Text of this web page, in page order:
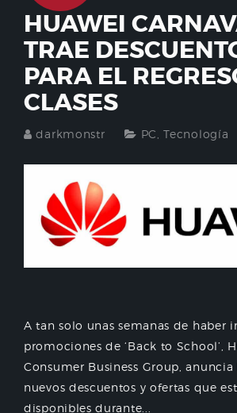
HUAWEI
TRAE
PARA EL
CLASES
darkmonstr PC,Tecnología
A tan solo unas semanas de haber
promociones de ‘Back to School’,
Consumer Business Group,
nuevos descuentos y ofertas que
disponibles durante...